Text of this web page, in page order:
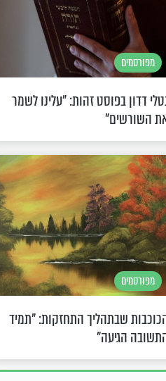
מפורסמים
דדון בפוסט זהות: "עלינו לשמר
השורשים"
מפורסמים
שבתהליך התחזקות: "תמיד
הגיעה"